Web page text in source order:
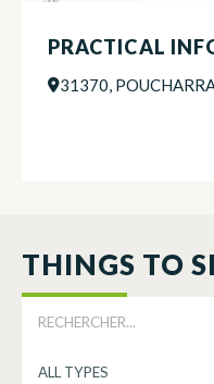
PRACTICAL
31370,
THINGS TO